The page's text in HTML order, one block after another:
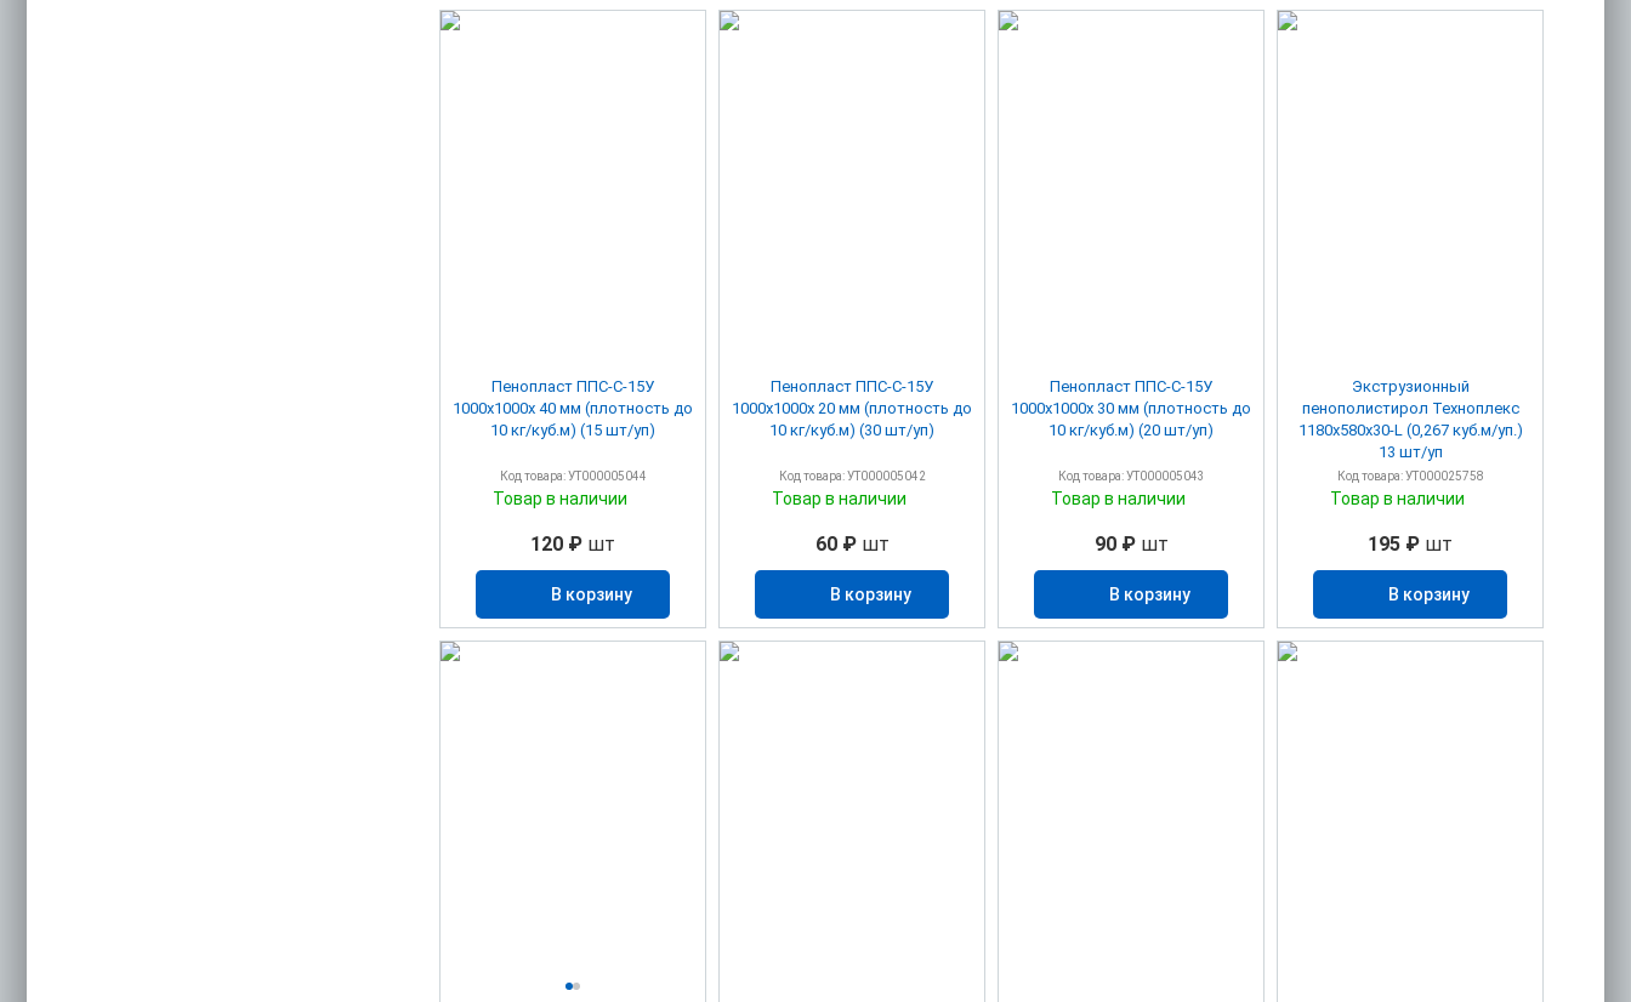
Пенопласт ППС-С-15У
1000х1000х 40 мм (плотность до
10 кг/куб.м) (15 шт/уп)
Код товара: УТ000005044
Товар в наличии
120 ₽ шт
В корзину
Пенопласт ППС-С-15У
1000х1000х 20 мм (плотность до
10 кг/куб.м) (30 шт/уп)
Код товара: УТ000005042
Товар в наличии
60 ₽шт
В корзину
Пенопласт ППС-С-15У
1000х1000х 30 мм (плотность до
10 кг/куб.м) (20 шт/уп)
Код товара: УТ000005043
Товар в наличии
90 ₽шт
В корзину
Экструзионный
пенополистирол Техноплекс
1180х580х30-L (0,267 куб.м/уп.)
13 шт/уп
Код товара: УТ000025758
Товар в наличии
195 ₽ шт
В корзину